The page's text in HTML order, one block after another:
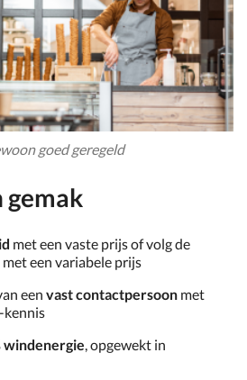
goed geregeld
gemak
met een vaste prijs of volg de
met een variabele prijs
een vast contactpersoon met
kennis
windenergie , opgewekt in